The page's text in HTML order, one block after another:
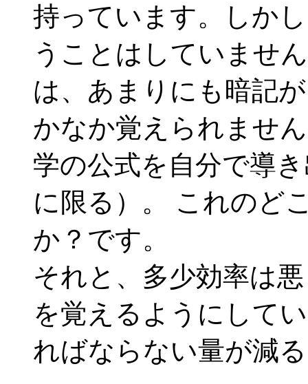
持っています。しか
うことはしていませ
は、あまりにも暗記
かなか覚えられませ
学の公式を自分で導
に限る）。 これのど
か？です。
それと、多少効率は
を覚えるようにして
ればならない量が減